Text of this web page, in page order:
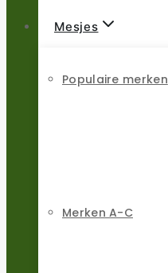
Mesjes
Populaire merken
Merken A-C